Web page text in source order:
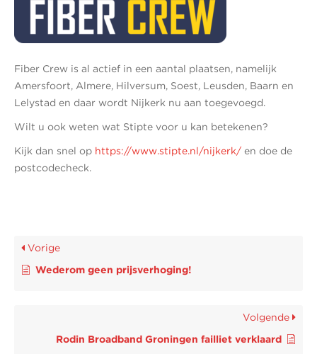
Fiber Crew is al actief in een aantal plaatsen, namelijk
Amersfoort, Almere, Hilversum, Soest, Leusden, Baarn en
Lelystad en daar wordt Nijkerk nu aan toegevoegd.
Wilt u ook weten wat Stipte voor u kan betekenen?
Kijk dan snel op https://www.stipte.nl/nijkerk/ en doe de
postcodecheck.
Vorige
Wederom geen prijsverhoging!
Volgende
Rodin Broadband Groningen failliet verklaard